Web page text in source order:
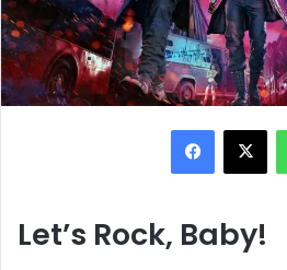
Facebook
X
Let’s Rock, Baby!